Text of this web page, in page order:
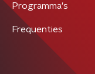
Programma's
Frequenties